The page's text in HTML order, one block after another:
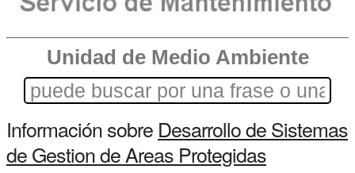
Unidad de Medio Ambiente
Información sobre Desarrollo de Sistemas
de Gestion de Areas Protegidas